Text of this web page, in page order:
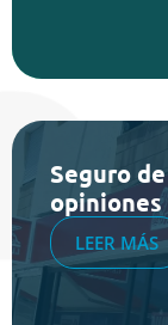
Seguro
opiniones
LEER MÁS